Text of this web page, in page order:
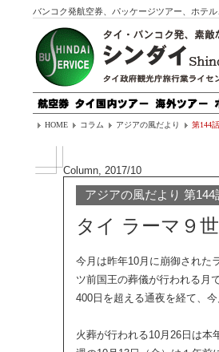
バンコク発航空券、パッケージツアー、ホテ
HOME コラム アジアの風だより 第144
Column, 2017/10
アジアの風だより 第144
タイ ラーマ９
今月は昨年10月に崩御された
ツ前国王の葬儀が行われる月
400日を超える通夜を経て、
火葬が行われる10月26日は本